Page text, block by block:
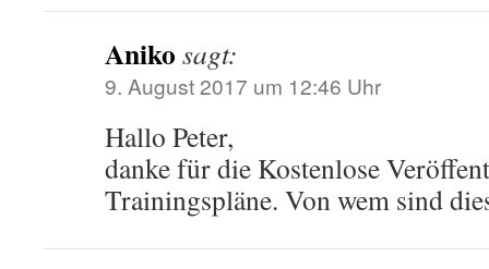
Aniko sagt:
9. August 2017 um 12:46 Uhr
Hallo Peter,
danke für die Kostenlose
Trainingspläne. Von wem sind